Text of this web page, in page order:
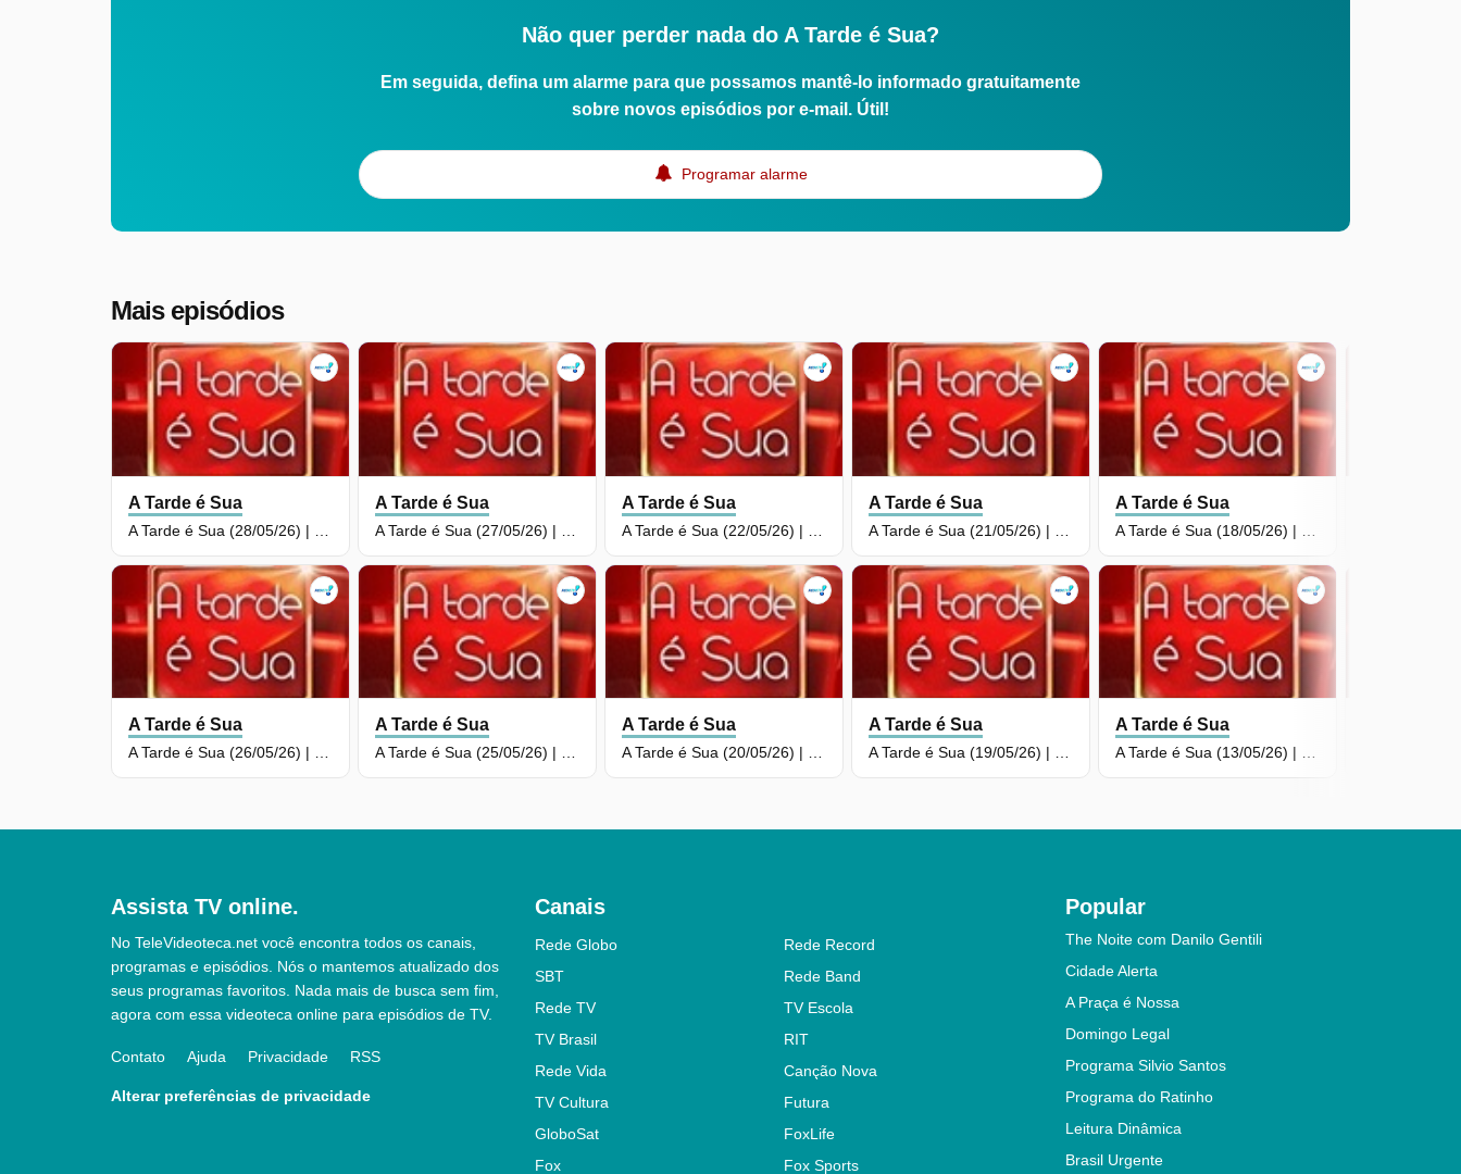
Não quer perder nada do A Tarde é Sua?
Em seguida, defina um alarme para que possamos mantê-lo informado gratuitamente
sobre novos episódios por e-mail. Útil!
Programar alarme
Mais episódios
A Tarde é Sua A Tarde é Sua
A Tarde é Sua A Tarde é Sua
A Tarde é Sua A Tarde é Sua
A Tarde é Sua A Tarde é Sua
A Tarde é Sua
A Tarde é Sua
Assista TV online.
No TeleVideoteca.net você encontra todos os canais,
programas e episódios. Nós o mantemos atualizado dos
seus programas favoritos. Nada mais de busca sem fim,
agora com essa videoteca online para episódios de TV.
Contato Ajuda Privacidade RSS
Alterar preferências de privacidade
Canais
Rede Globo
Rede Record
SBT
Rede Band
Rede TV
TV Escola
TV Brasil
RIT
Rede Vida
Canção Nova
TV Cultura
Futura
GloboSat
FoxLife
Fox
Fox Sports
Popular
The Noite com Danilo Gentili
Cidade Alerta
A Praça é Nossa
Domingo Legal
Programa Silvio Santos
Programa do Ratinho
Leitura Dinâmica
Brasil Urgente